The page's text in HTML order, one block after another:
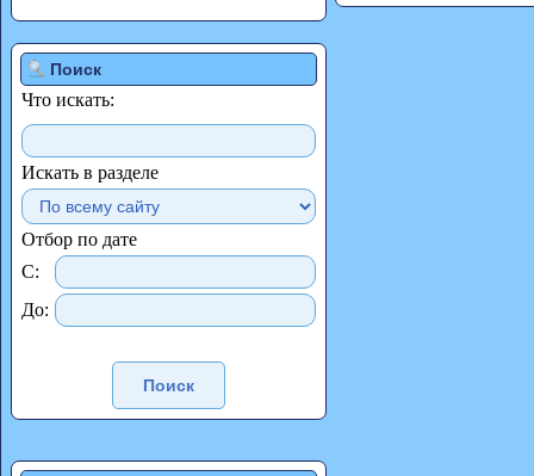
Поиск
Что искать:
Искать в разделе
Отбор по дате
С:
До: